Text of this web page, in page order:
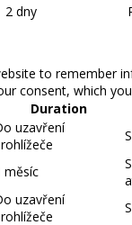
2 dny
to remember
consent, which
Duration
uzavření
měsíc
uzavření